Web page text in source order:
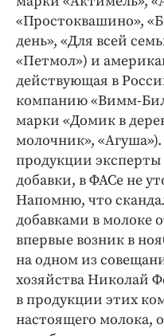
«Простоквашино»,
день», «Для всей
«Петмол») и
действующая в
компанию «Вимм-
марки «Домик в
молочник»,
продукции
добавки, в ФАСе не
Напомню, что
добавками в молоке
впервые возник в
на одном из
хозяйства Николай
в продукции этих
настоящего молока,